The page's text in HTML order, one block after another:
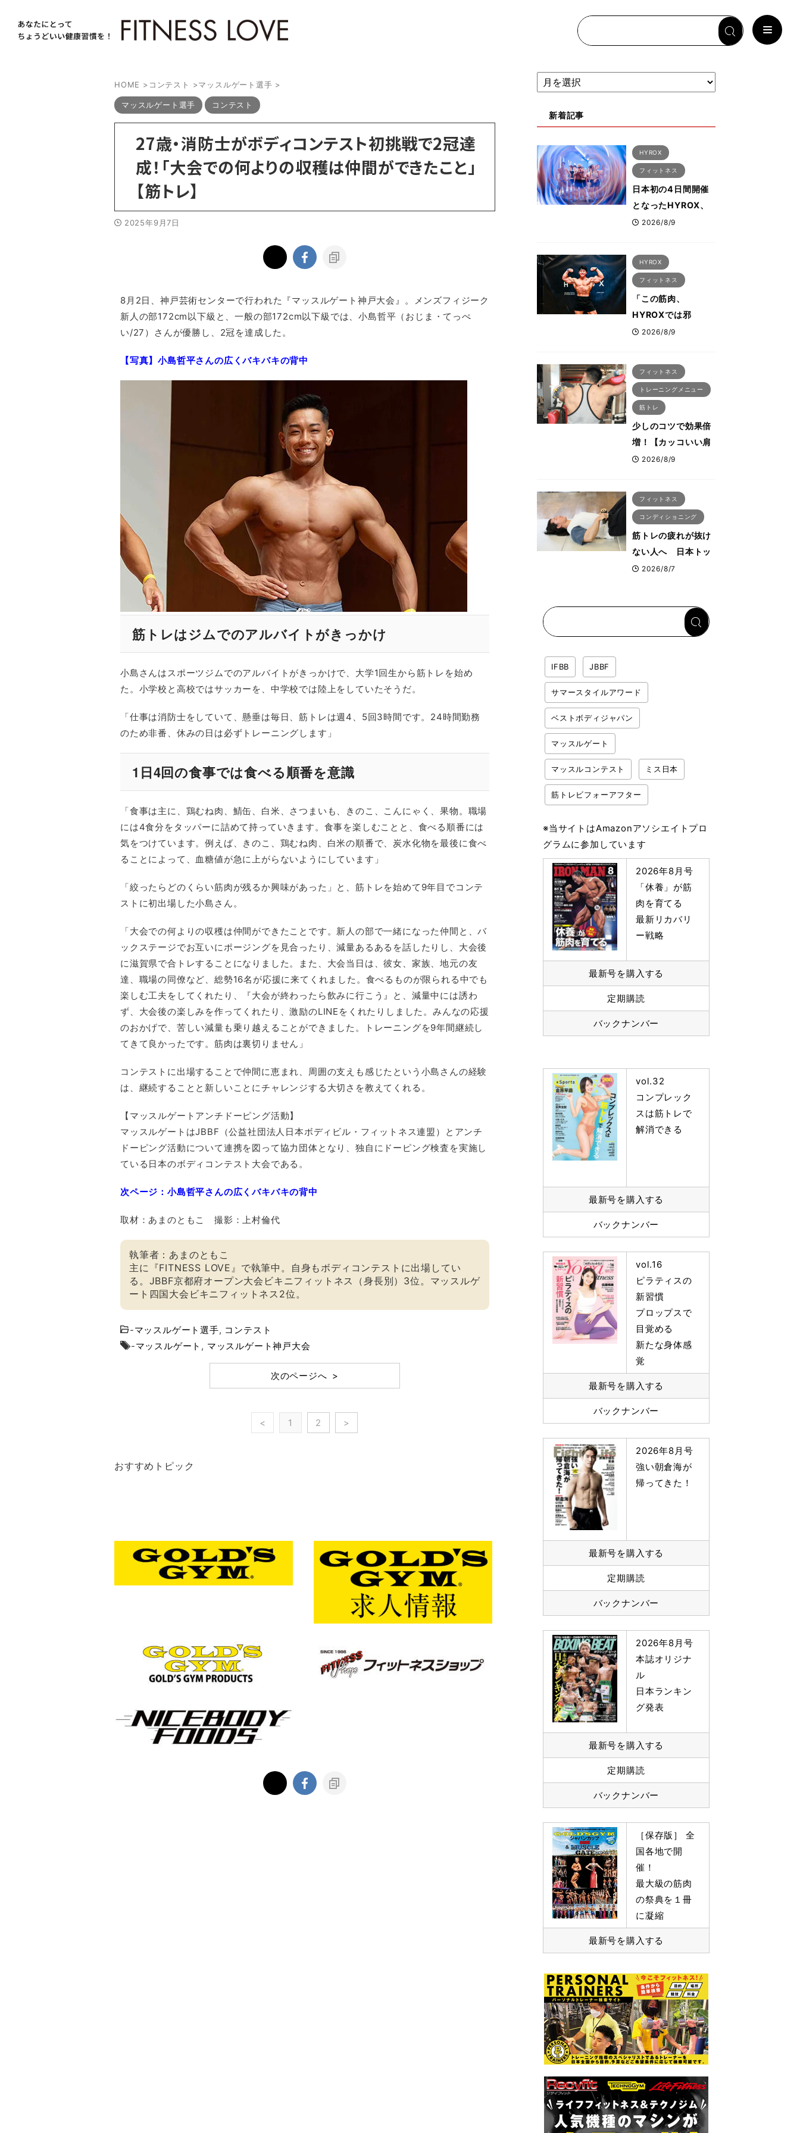
HOME > コンテスト >マッスルゲート選手 >
マッスルゲート選手 コンテスト
27歳・消防士がボディコンテスト初挑戦で2冠達
成！「大会での何よりの収穫は仲間ができたこと」
【筋トレ】
2025年9月7日
8月2日、神戸芸術センターで行われた『マッスルゲート神戸大会』。メンズフィジーク
新人の部172cm以下級と、一般の部172cm以下級では、小島哲平（おじま・てっぺ
い/27）さんが優勝し、2冠を達成した。
【写真】小島哲平さんの広くバキバキの背中
筋トレはジムでのアルバイトがきっかけ
小島さんはスポーツジムでのアルバイトがきっかけで、大学1回生から筋トレを始め
た。小学校と高校ではサッカーを、中学校では陸上をしていたそうだ。
「仕事は消防士をしていて、懸垂は毎日、筋トレは週4、5回3時間です。24時間勤務
のため非番、休みの日は必ずトレーニングします」
1日4回の食事では食べる順番を意識
「食事は主に、鶏むね肉、鯖缶、白米、さつまいも、きのこ、こんにゃく、果物。職場
には4食分をタッパーに詰めて持っていきます。食事を楽しむことと、食べる順番には
気をつけています。例えば、きのこ、鶏むね肉、白米の順番で、炭水化物を最後に食べ
ることによって、血糖値が急に上がらないようにしています」
「絞ったらどのくらい筋肉が残るか興味があった」と、筋トレを始めて9年目でコンテ
ストに初出場した小島さん。
「大会での何よりの収穫は仲間ができたことです。新人の部で一緒になった仲間と、バ
ックステージでお互いにポージングを見合ったり、減量あるあるを話したりし、大会後
に滋賀県で合トレすることになりました。また、大会当日は、彼女、家族、地元の友
達、職場の同僚など、総勢16名が応援に来てくれました。食べるものが限られる中でも
楽しむ工夫をしてくれたり、『大会が終わったら飲みに行こう』と、減量中には誘わ
ず、大会後の楽しみを作ってくれたり、激励のLINEをくれたりしました。みんなの応援
のおかげで、苦しい減量も乗り越えることができました。トレーニングを9年間継続し
てきて良かったです。筋肉は裏切りません」
コンテストに出場することで仲間に恵まれ、周囲の支えも感じたという小島さんの経験
は、継続することと新しいことにチャレンジする大切さを教えてくれる。
【マッスルゲートアンチドーピング活動】
マッスルゲートはJBBF（公益社団法人日本ボディビル・フィットネス連盟）とアンチ
ドーピング活動について連携を図って協力団体となり、独自にドーピング検査を実施し
ている日本のボディコンテスト大会である。
次ページ：小島哲平さんの広くバキバキの背中
取材：あまのともこ 撮影：上村倫代
執筆者：あまのともこ
主に『FITNESS LOVE』で執筆中。自身もボディコンテストに出場してい
る。JBBF京都府オープン大会ビキニフィットネス（身長別）3位。マッスルゲ
ート四国大会ビキニフィットネス2位。
-マッスルゲート選手, コンテスト
-マッスルゲート , マッスルゲート神戸大会
次のページへ >
< 1 2 >
おすすめトピック
新着記事
HYROX
フィットネス
日本初の4日間開催
となったHYROX、
約1万2000人が幕張
「2028、29年の大
会も準備」
2026/8/9
HYROX
フィットネス
「この筋肉、
HYROXでは邪
魔？」ボディビル元
が挑戦 バーピーで
は驚異の種目2位
2026/8/9
フィットネス
トレーニングメニュー
筋トレ
少しのコツで効果倍
増！【カッコいい肩
を作る三角筋の筋ト
世界王者が解説！
2026/8/9
フィットネス
コンディショニング
筋トレの疲れが抜け
ない人へ 日本トッ
プボディビルダー・
2026/8/7
IFBB JBBF
サマースタイルアワード
ベストボディジャパン
マッスルゲート
マッスルコンテスト ミス日本
筋トレビフォーアフター
※当サイトはAmazonアソシエイトプロ
グラムに参加しています
2026年8月号
「休養」が筋
肉を育てる
最新リカバリ
ー戦略
最新号を購入する
定期購読
バックナンバー
vol.32
コンプレック
スは筋トレで
解消できる
最新号を購入する
バックナンバー
vol.16
ピラティスの
新習慣
プロップスで
目覚める
新たな身体感
覚
最新号を購入する
バックナンバー
2026年8月号
強い朝倉海が
帰ってきた！
最新号を購入する
定期購読
バックナンバー
2026年8月号
本誌オリジナ
ル
日本ランキン
グ発表
最新号を購入する
定期購読
バックナンバー
［保存版］ 全
国各地で開
催！
最大級の筋肉
の祭典を１冊
に凝縮
最新号を購入する